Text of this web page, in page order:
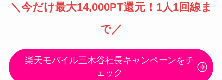
＼ 今だけ最大14,000PT還元！1人1回線ま
で／
楽天モバイル三木谷社長キャンペーンをチ
ェック